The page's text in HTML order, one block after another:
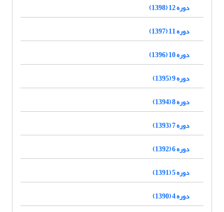
دوره 12 (1398)
دوره 11 (1397)
دوره 10 (1396)
دوره 9 (1395)
دوره 8 (1394)
دوره 7 (1393)
دوره 6 (1392)
دوره 5 (1391)
دوره 4 (1390)